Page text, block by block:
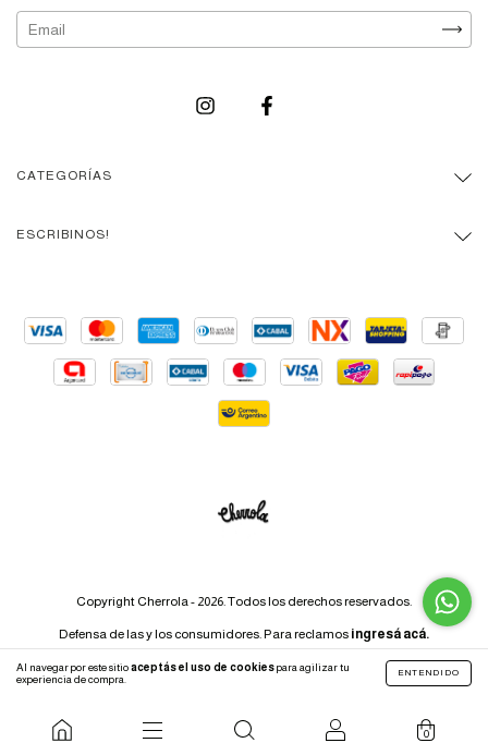
Al navegar por este sitioaceptás el uso de cookiespara agilizar tu
experiencia de compra.
ENTENDIDO
0
CATEGORÍAS
ESCRIBINOS!
Copyright Cherrola - 2026. Todos los derechos reservados.
Defensa de las y los consumidores. Para reclamos ingresá acá.
Botón de arrepentimiento